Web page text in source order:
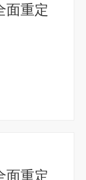
面重定
面重定